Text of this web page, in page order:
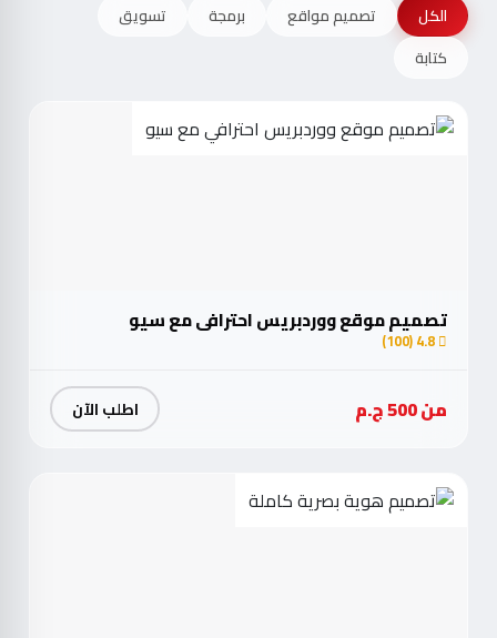
الكل تصميم مواقع برمجة
تسويق
كتابة
تصميم موقع ووردبريس احترافي مع سيو
4.8 (100)
من 500 ج.م اطلب الآن